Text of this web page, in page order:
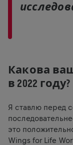
Какова
в 2022 году?
Я ставлю перед
это
Wings for Life